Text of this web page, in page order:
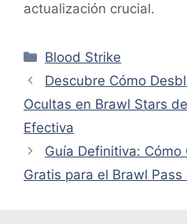
actualización crucial.
Categorías
Blood Strike
Descubre Cómo
Ocultas en Brawl Stars
Efectiva
Guía Definitiva: Cómo
Gratis para el Brawl